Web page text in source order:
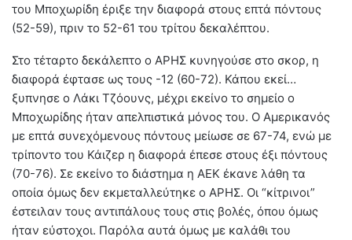
του Μποχωρίδη έριξε την διαφορά στους επτά πόντους
(52-59), πριν το 52-61 του τρίτου δεκαλέπτου.
Στο τέταρτο δεκάλεπτο ο ΑΡΗΣ κυνηγούσε στο σκορ, η
διαφορά έφτασε ως τους -12 (60-72). Κάπου εκεί…
ξυπνησε ο Λάκι Τζόουνς, μέχρι εκείνο το σημείο ο
Μποχωρίδης ήταν απελπιστικά μόνος του. Ο Αμερικανός
με επτά συνεχόμενους πόντους μείωσε σε 67-74, ενώ με
τρίποντο του Κάιζερ η διαφορά έπεσε στους έξι πόντους
(70-76). Σε εκείνο το διάστημα η ΑΕΚ έκανε λάθη τα
οποία όμως δεν εκμεταλλεύτηκε ο ΑΡΗΣ. Οι “κίτρινοι”
έστειλαν τους αντιπάλους τους στις βολές, όπου όμως
ήταν εύστοχοι. Παρόλα αυτά όμως με καλάθι του